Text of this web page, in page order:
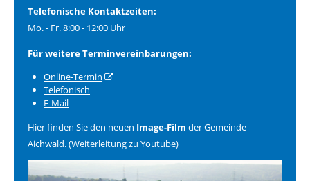
Telefonische Kontaktzeiten:
Mo. - Fr. 8:00 - 12:00 Uhr
Für weitere Terminvereinbarungen:
Online-Termin
Telefonisch
E-Mail
Hier finden Sie den neuen Image-Film der Gemeinde
Aichwald. (Weiterleitung zu Youtube)